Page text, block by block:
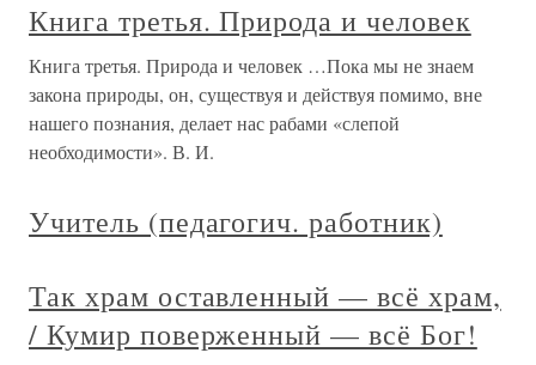
Книга третья. Природа и человек
Книга третья. Природа и человек …Пока мы не знаем
закона природы, он, существуя и действуя помимо, вне
нашего познания, делает нас рабами «слепой
необходимости». В. И.
Учитель (педагогич. работник)
Так храм оставленный — всё храм,
/ Кумир поверженный — всё Бог!